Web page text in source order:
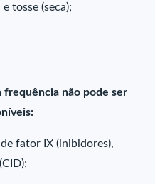
tosse (seca);
frequência não pode ser
fator IX (inibidores),